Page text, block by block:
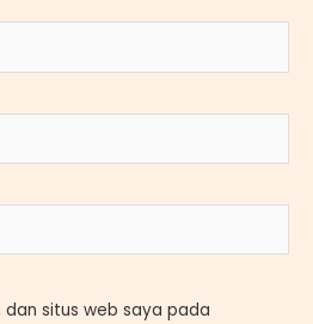
dan situs web saya pada